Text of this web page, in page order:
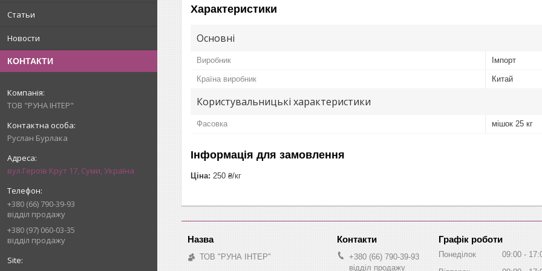
Статьи
Новости
КОНТАКТИ
ТОВ "РУНА ІНТЕР"
Руслан Бурлака
вул.Героїв Крут 17, Суми, Україна
+380 (66) 790-39-93
відділ продажу
+380 (97) 060-03-35
відділ продажу
Характеристики
Основні
Виробник Імпорт
Країна виробник Китай
Користувальницькі характеристики
Фасовка мішок 25 кг
Інформація для замовлення
Ціна: 250 ₴/кг
ТОВ "РУНА ІНТЕР"
+380 (66) 790-39-93
відділ продажу
Графік роботи
Понеділок 09:00